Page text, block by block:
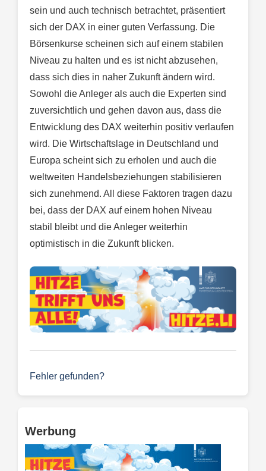
sein und auch technisch betrachtet, präsentiert
sich der DAX in einer guten Verfassung. Die
Börsenkurse scheinen sich auf einem stabilen
Niveau zu halten und es ist nicht abzusehen,
dass sich dies in naher Zukunft ändern wird.
Sowohl die Anleger als auch die Experten sind
zuversichtlich und gehen davon aus, dass die
Entwicklung des DAX weiterhin positiv verlaufen
wird. Die Wirtschaftslage in Deutschland und
Europa scheint sich zu erholen und auch die
weltweiten Handelsbeziehungen stabilisieren
sich zunehmend. All diese Faktoren tragen dazu
bei, dass der DAX auf einem hohen Niveau
stabil bleibt und die Anleger weiterhin
optimistisch in die Zukunft blicken.
Fehler gefunden?
Werbung